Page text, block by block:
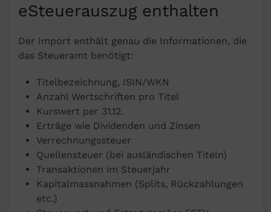
eSteuerauszug enthalten
Der Import enthält genau die Informationen, die
das Steueramt benötigt:
Titelbezeichnung, ISIN/WKN
Anzahl Wertschriften pro Titel
Kurswert per 31.12.
Erträge wie Dividenden und Zinsen
Verrechnungssteuer
Quellensteuer (bei ausländischen Titeln)
Transaktionen im Steuerjahr
Kapitalmassnahmen (Splits, Rückzahlungen
etc.)